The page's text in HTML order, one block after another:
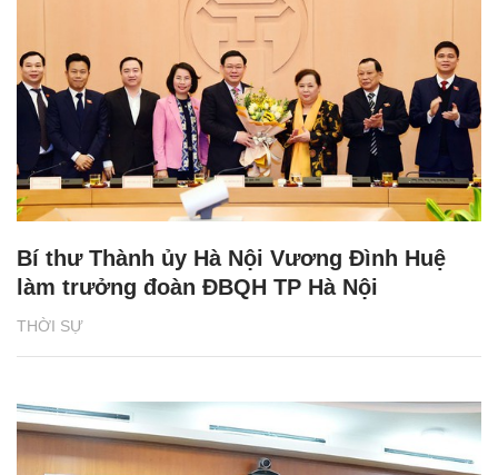
THỜI SỰ
Bí thư Thành ủy Hà Nội Vương Đình Huệ
làm trưởng đoàn ĐBQH TP Hà Nội